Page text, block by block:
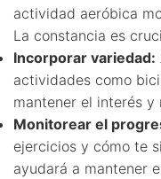
actividad aeróbica
La constancia es
Incorporar variedad:
actividades como
mantener el interés y
Monitorear el
ejercicios y cómo te
ayudará a mantener